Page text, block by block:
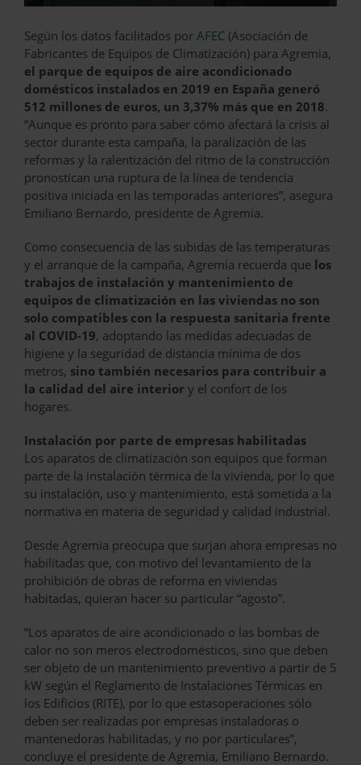
Según los datos facilitados por AFEC (Asociación de
Fabricantes de Equipos de Climatización) para Agremia,
el parque de equipos de aire acondicionado
domésticos instalados en 2019 en España generó
512 millones de euros, un 3,37% más que en 2018.
“Aunque es pronto para saber cómo afectará la crisis al
sector durante esta campaña, la paralización de las
reformas y la ralentización del ritmo de la construcción
pronostican una ruptura de la línea de tendencia
positiva iniciada en las temporadas anteriores”, asegura
Emiliano Bernardo, presidente de Agremia.
Como consecuencia de las subidas de las temperaturas
y el arranque de la campaña, Agremia recuerda que los
trabajos de instalación y mantenimiento de
equipos de climatización en las viviendas no son
solo compatibles con la respuesta sanitaria frente
al COVID-19, adoptando las medidas adecuadas de
higiene y la seguridad de distancia mínima de dos
metros, sino también necesarios para contribuir a
la calidad del aire interior y el confort de los
hogares.
Instalación por parte de empresas habilitadas
Los aparatos de climatización son equipos que forman
parte de la instalación térmica de la vivienda, por lo que
su instalación, uso y mantenimiento, está sometida a la
normativa en materia de seguridad y calidad industrial.
Desde Agremia preocupa que surjan ahora empresas no
habilitadas que, con motivo del levantamiento de la
prohibición de obras de reforma en viviendas
habitadas, quieran hacer su particular “agosto”.
“Los aparatos de aire acondicionado o las bombas de
calor no son meros electrodomésticos, sino que deben
ser objeto de un mantenimiento preventivo a partir de 5
kW según el Reglamento de Instalaciones Térmicas en
los Edificios (RITE), por lo que estasoperaciones sólo
deben ser realizadas por empresas instaladoras o
mantenedoras habilitadas, y no por particulares”,
concluye el presidente de Agremia, Emiliano Bernardo.